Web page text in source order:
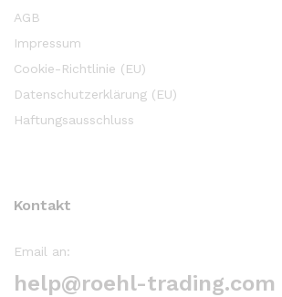
AGB
Impressum
Cookie-Richtlinie (EU)
Datenschutzerklärung (EU)
Haftungsausschluss
Kontakt
Email an:
help@roehl-trading.com